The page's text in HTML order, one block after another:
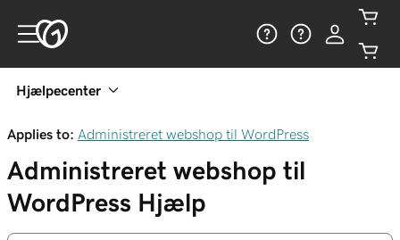
Hjælpecenter
Applies to: Administreret webshop til WordPress
Administreret webshop til
WordPress Hjælp